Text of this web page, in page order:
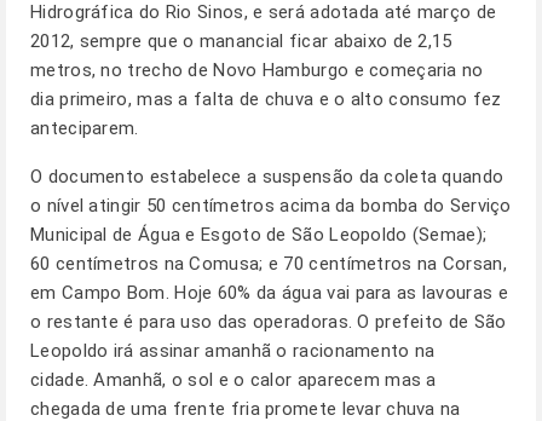
Hidrográfica do Rio Sinos, e será adotada até março de
2012, sempre que o manancial ficar abaixo de 2,15
metros, no trecho de Novo Hamburgo e começaria no
dia primeiro, mas a falta de chuva e o alto consumo fez
anteciparem.
O documento estabelece a suspensão da coleta quando
o nível atingir 50 centímetros acima da bomba do Serviço
Municipal de Água e Esgoto de São Leopoldo (Semae);
60 centímetros na Comusa; e 70 centímetros na Corsan,
em Campo Bom. Hoje 60% da água vai para as lavouras e
o restante é para uso das operadoras. O prefeito de São
Leopoldo irá assinar amanhã o racionamento na
cidade. Amanhã, o sol e o calor aparecem mas a
chegada de uma frente fria promete levar chuva na